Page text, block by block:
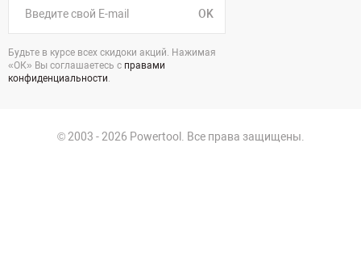
OK
Будьте в курсе всех скидоки акций. Нажимая
«ОК» Вы соглашаетесь с правами
конфиденциальности.
© 2003 - 2026 Powertool. Все права защищены.